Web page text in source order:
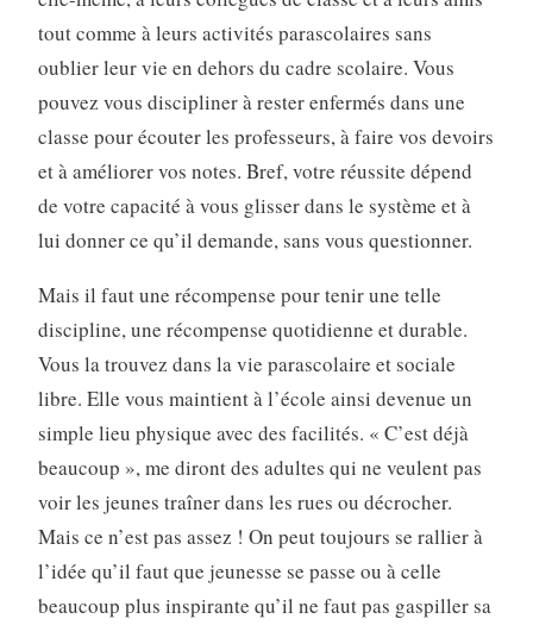
tout comme à leurs activités parascolaires sans
oublier leur vie en dehors du cadre scolaire. Vous
pouvez vous discipliner à rester enfermés dans une
classe pour écouter les professeurs, à faire vos devoirs
et à améliorer vos notes. Bref, votre réussite dépend
de votre capacité à vous glisser dans le système et à
lui donner ce qu’il demande, sans vous questionner.
Mais il faut une récompense pour tenir une telle
discipline, une récompense quotidienne et durable.
Vous la trouvez dans la vie parascolaire et sociale
libre. Elle vous maintient à l’école ainsi devenue un
simple lieu physique avec des facilités. « C’est déjà
beaucoup », me diront des adultes qui ne veulent pas
voir les jeunes traîner dans les rues ou décrocher.
Mais ce n’est pas assez ! On peut toujours se rallier à
l’idée qu’il faut que jeunesse se passe ou à celle
beaucoup plus inspirante qu’il ne faut pas gaspiller sa